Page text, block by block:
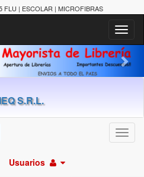
FLU | ESCOLAR | MICROFIBRAS
S.R.L.
Usuarios